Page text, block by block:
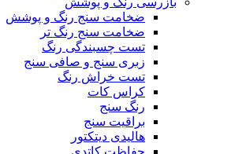
ضخامت سنج رنگ و پوشش
ضخامت سنج رنگ تر
تست چسبندگی رنگ
زبری سنج و صافی سنج
تست خراش رنگ
کراس کات
رنگ سنج
براقیت سنج
هالیدی دیتکتور